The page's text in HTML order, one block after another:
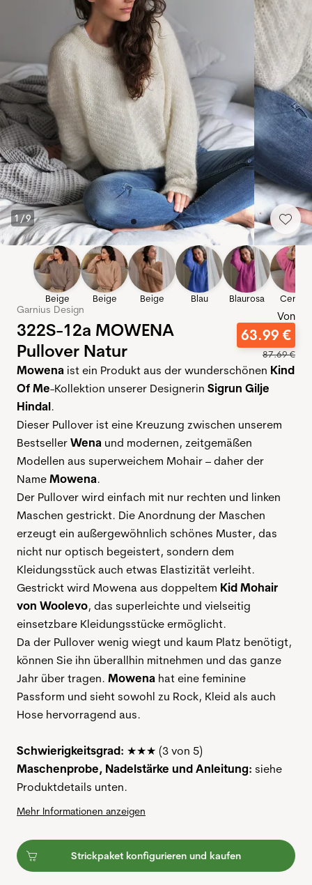
1/9
Beige Beige Beige Blau Blaurosa Cerise
Garnius Design
322S-12a MOWENA
Pullover Natur
Von
63.99 €
87.69€
Mowena ist ein Produkt aus der wunderschönen Kind
Of Me-Kollektion unserer Designerin Sigrun Gilje
Hindal.
Dieser Pullover ist eine Kreuzung zwischen unserem
Bestseller Wena und modernen, zeitgemäßen
Modellen aus superweichem Mohair – daher der
Name Mowena.
Der Pullover wird einfach mit nur rechten und linken
Maschen gestrickt. Die Anordnung der Maschen
erzeugt ein außergewöhnlich schönes Muster, das
nicht nur optisch begeistert, sondern dem
Kleidungsstück auch etwas Elastizität verleiht.
Gestrickt wird Mowena aus doppeltem Kid Mohair
von Woolevo, das superleichte und vielseitig
einsetzbare Kleidungsstücke ermöglicht.
Da der Pullover wenig wiegt und kaum Platz benötigt,
können Sie ihn überallhin mitnehmen und das ganze
Jahr über tragen. Mowena hat eine feminine
Passform und sieht sowohl zu Rock, Kleid als auch
Hose hervorragend aus.
Schwierigkeitsgrad: ★★★ (3 von 5)
Maschenprobe, Nadelstärke und Anleitung: siehe
Produktdetails unten.
Mehr Informationen anzeigen
Strickpaket konfigurieren und kaufen